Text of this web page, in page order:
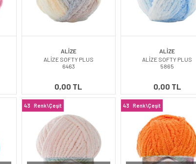
ALİZE
ALİZE SOFTY PLUS
6463
0,00 TL
ALİZE
ALİZE SOFTY PLUS
5865
0,00 TL
43 Renk\Çeşit 43 Renk\Çeşit